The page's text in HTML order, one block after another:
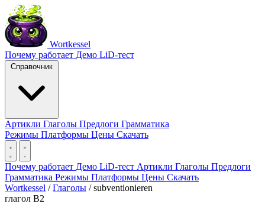
Wortkessel
Почему работает Демо LiD-тест
Справочник
Артикли Глаголы Предлоги Грамматика
Режимы Платформы Цены Скачать
Почему работает Демо LiD-тест Артикли Глаголы Предлоги
Грамматика Режимы Платформы Цены Скачать
Wortkessel / Глаголы / subventionieren
глагол B2